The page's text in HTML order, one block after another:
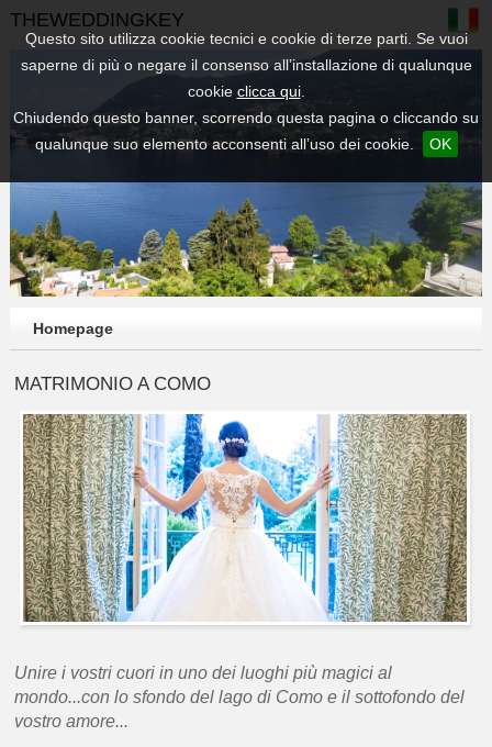
Questo sito utilizza cookie tecnici e cookie di terze parti. Se vuoi
saperne di più o negare il consenso all’installazione di qualunque
cookie clicca qui.
Chiudendo questo banner, scorrendo questa pagina o cliccando su
qualunque suo elemento acconsenti all’uso dei cookie.
OK
THEWEDDINGKEY
Homepage
MATRIMONIO A COMO
Unire i vostri cuori in uno dei luoghi più magici al
mondo...con lo sfondo del lago di Como e il sottofondo del
vostro amore...